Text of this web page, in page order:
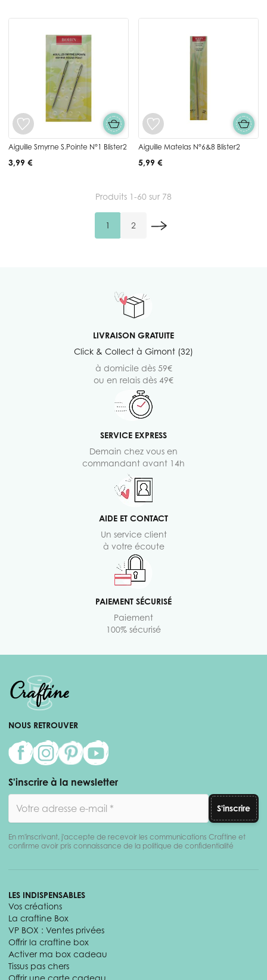
Aiguille Smyrne S.Pointe N°1 Blister2
3,99 €
Aiguille Matelas N°6&8 Blister2
5,99 €
Vous lisez actuellement la page
1 Page
2
Produits 1-60 sur 78
LIVRAISON GRATUITE
Click & Collect à Gimont (32)
à domicile dès 59€
ou en relais dès 49€
SERVICE EXPRESS
Demain chez vous en
commandant avant 14h
AIDE ET CONTACT
Un service client
à votre écoute
PAIEMENT SÉCURISÉ
Paiement
100% sécurisé
NOUS RETROUVER
S'inscrire à la newsletter
S'inscrire
En m'inscrivant, j'accepte de recevoir les communications Craftine et
confirme avoir pris connaissance de la politique de confidentialité
LES INDISPENSABLES
Vos créations
La craftine Box
VP BOX : Ventes privées
Offrir la craftine box
Activer ma box cadeau
Tissus pas chers
Offrir une carte cadeau